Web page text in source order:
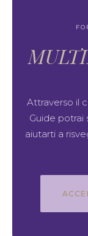
Attraverso il
Guide
aiutarti a